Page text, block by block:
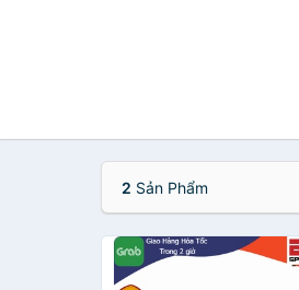
2 Sản Phẩm